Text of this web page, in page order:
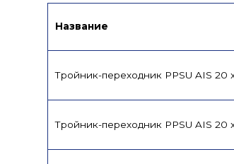
Название
Тройник-переходник PPSU AIS 20
Тройник-переходник PPSU AIS 20